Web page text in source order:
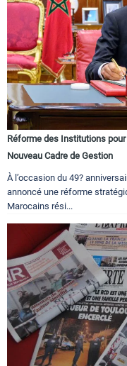
Réforme des Institutions
Nouveau Cadre de Gestion
À l’occasion du 49?
annoncé une réforme
Marocains rési...